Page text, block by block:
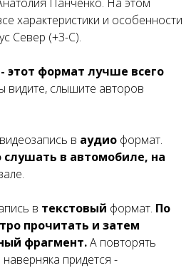
характеристики и особенности
Север (+З-С).
этот формат лучше всего
видите, слышите авторов
в аудио формат.
слушать в автомобиле, на
в текстовый формат. По
прочитать и затем
фрагмент.А повторять
придется -